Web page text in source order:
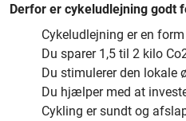
Derfor er cykeludlejning godt
Cykeludlejning er en
Du sparer 1,5 til 2 kilo
Du stimulerer den
Du hjælper med at
Cykling er sundt og